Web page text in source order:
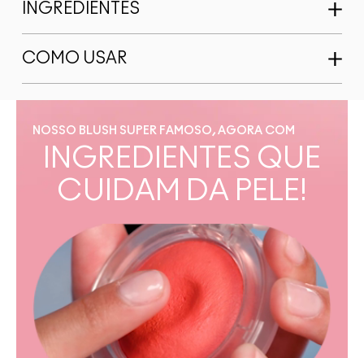
INGREDIENTES
COMO USAR
NOSSO BLUSH SUPER FAMOSO, AGORA COM
INGREDIENTES QUE
CUIDAM DA PELE!